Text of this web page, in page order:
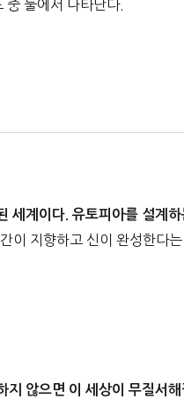
둘에서 나타난다.
세계이다. 유토피아를 설계
이 지향하고 신이 완성한다
지 않으면 이 세상이 무질서